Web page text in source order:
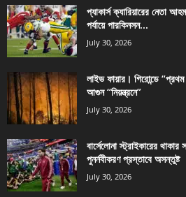
প্যাকার্স ক্যারিয়ারের নেতা
পর্যায়ে পারকিনসন...
July 30, 2026
লাইভ ফায়ার। গিরোন্ডে
আগুন “নিয়ন্ত্রনে”
July 30, 2026
বার্সেলোনা স্ট্রাইকারের
পুনর্নবীকরণ প্রস্তাবে অসন্তুষ্ট
July 30, 2026